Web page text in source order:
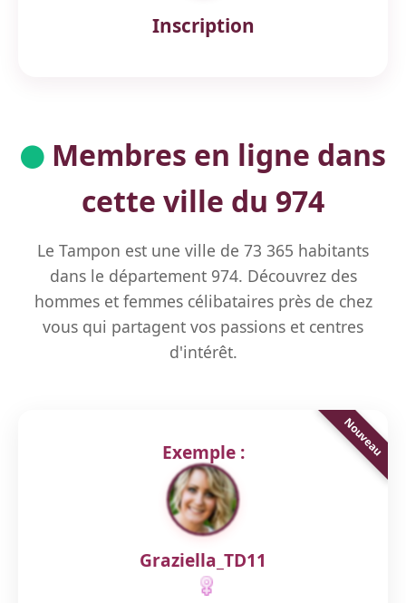
Inscription
Membres en ligne dans
cette ville du 974
Le Tampon est une ville de 73 365 habitants
dans le département 974. Découvrez des
hommes et femmes célibataires près de chez
vous qui partagent vos passions et centres
d'intérêt.
Exemple :
Graziella_TD11